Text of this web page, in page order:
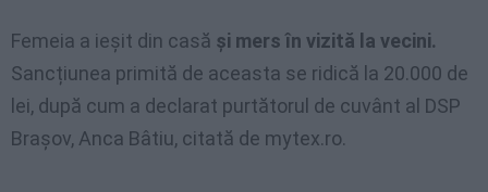
Femeia a ieșit din casă și mers în vizită la vecini.
Sancțiunea primită de aceasta se ridică la 20.000 de
lei, după cum a declarat purtătorul de cuvânt al DSP
Brașov, Anca Bâtiu, citată de mytex.ro.